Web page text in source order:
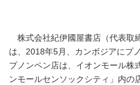
株式会社紀伊國屋書店（代表
は、2018年5月、カンボジアにプ
プノンペン店は、イオンモール株
ンモールセンソックシティ」内の